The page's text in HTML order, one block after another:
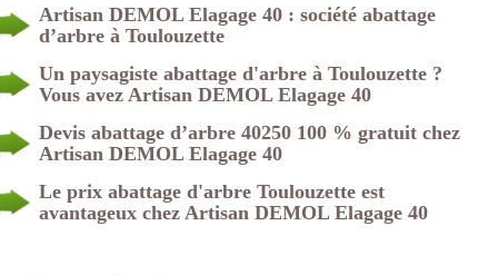
Artisan DEMOL Elagage 40 : société abattage
d’arbre à Toulouzette
Un paysagiste abattage d'arbre à Toulouzette ?
Vous avez Artisan DEMOL Elagage 40
Devis abattage d’arbre 40250 100 % gratuit chez
Artisan DEMOL Elagage 40
Le prix abattage d'arbre Toulouzette est
avantageux chez Artisan DEMOL Elagage 40